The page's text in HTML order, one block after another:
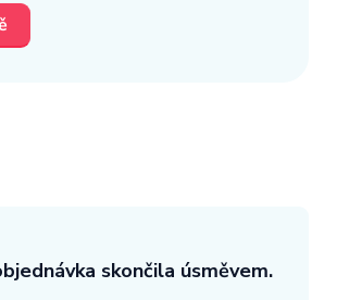
skončila úsměvem.